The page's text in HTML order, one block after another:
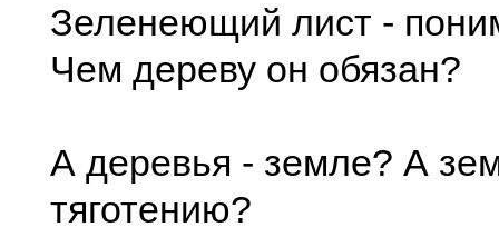
Зеленеющий лист -
Чем дереву он обязан?
А деревья - земле? А
тяготению?